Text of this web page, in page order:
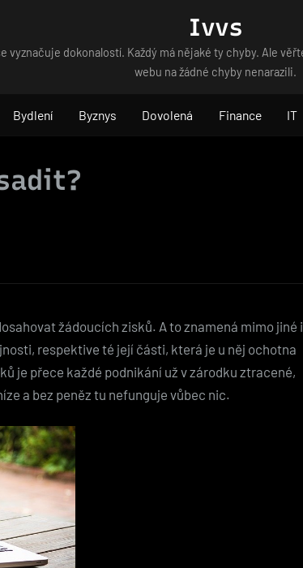
Ivvs
vyznačuje dokonalostí. Každý má nějaké ty chyby. Ale
webu na žádné chyby nenarazili.
Bydlení Byznys Dovolená Finance IT
žádoucích zisků. A to znamená mimo jiné i
respektive té její části, která je u něj ochotna
je přece každé podnikání už v zárodku ztracené,
a bez peněz tu nefunguje vůbec nic.